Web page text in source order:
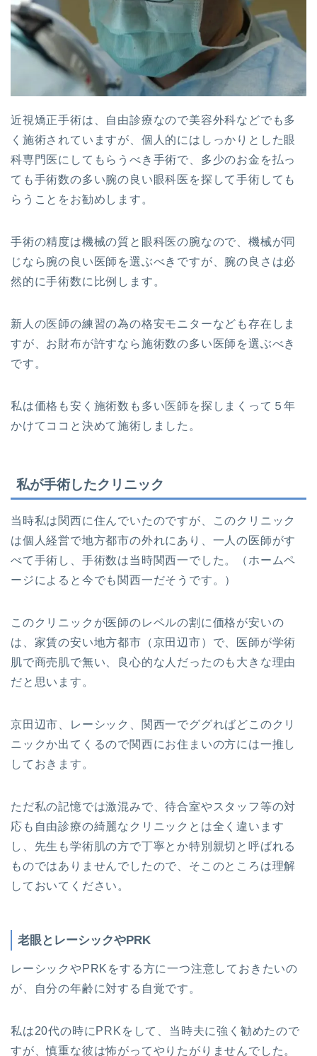
近視矯正手術は、自由診療なので美容外科などでも多
く施術されていますが、個人的にはしっかりとした眼
科専門医にしてもらうべき手術で、多少のお金を払っ
ても手術数の多い腕の良い眼科医を探して手術しても
らうことをお勧めします。
手術の精度は機械の質と眼科医の腕なので、機械が同
じなら腕の良い医師を選ぶべきですが、腕の良さは必
然的に手術数に比例します。
新人の医師の練習の為の格安モニターなども存在しま
すが、お財布が許すなら施術数の多い医師を選ぶべき
です。
私は価格も安く施術数も多い医師を探しまくって５年
かけてココと決めて施術しました。
私が手術したクリニック
当時私は関西に住んでいたのですが、このクリニック
は個人経営で地方都市の外れにあり、一人の医師がす
べて手術し、手術数は当時関西一でした。（ホームペ
ージによると今でも関西一だそうです。）
このクリニックが医師のレベルの割に価格が安いの
は、家賃の安い地方都市（京田辺市）で、医師が学術
肌で商売肌で無い、良心的な人だったのも大きな理由
だと思います。
京田辺市、レーシック、関西一でググればどこのクリ
ニックか出てくるので関西にお住まいの方には一推し
しておきます。
ただ私の記憶では激混みで、待合室やスタッフ等の対
応も自由診療の綺麗なクリニックとは全く違います
し、先生も学術肌の方で丁寧とか特別親切と呼ばれる
ものではありませんでしたので、そこのところは理解
しておいてください。
老眼とレーシックやPRK
レーシックやPRKをする方に一つ注意しておきたいの
が、自分の年齢に対する自覚です。
私は20代の時にPRKをして、当時夫に強く勧めたので
すが、慎重な彼は怖がってやりたがりませんでした。